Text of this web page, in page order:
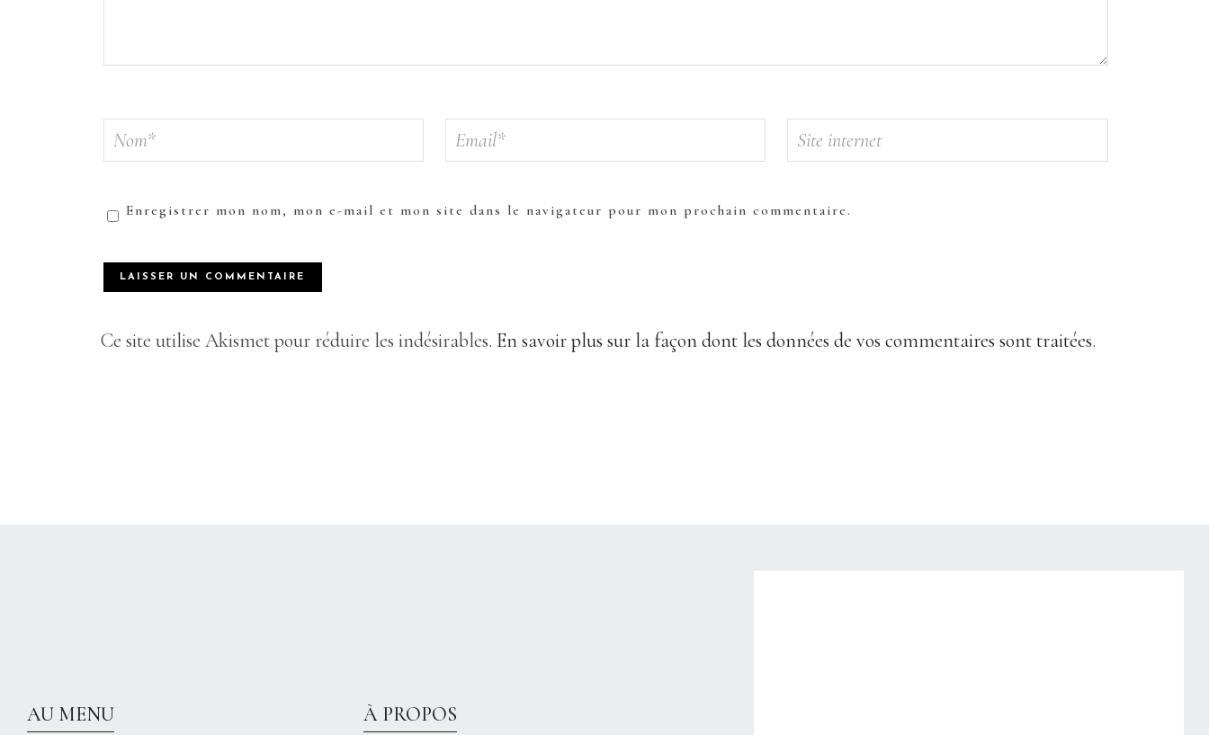
Enregistrer mon nom, mon e-mail et mon site dans le navigateur pour mon prochain commentaire.
Ce site utilise Akismet pour réduire les indésirables. En savoir plus sur la façon dont les données de vos commentaires sont traitées.
AU MENU À PROPOS